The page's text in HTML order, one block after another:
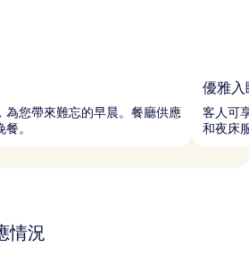
為您帶來難忘的早晨。餐廳供應
。
優雅入
客人可
和夜床
情況